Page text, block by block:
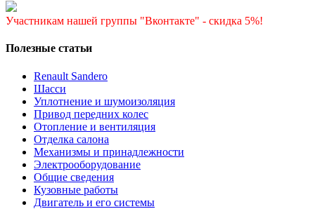
Участникам нашей группы "Вконтакте" - скидка 5%!
Полезные статьи
Renault Sandero
Шасси
Уплотнение и шумоизоляция
Привод передних колес
Отопление и вентиляция
Отделка салона
Механизмы и принадлежности
Электрооборудование
Общие сведения
Кузовные работы
Двигатель и его системы